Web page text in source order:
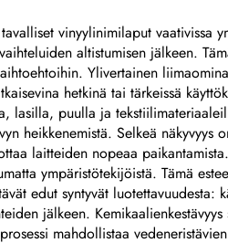
vinyylinimilaput vaativissa
altistumisen jälkeen.
Ylivertainen
hetkinä tai tärkeissä
puulla ja
heikkenemistä. Selkeä näkyvyys
laitteiden nopeaa
ympäristötekijöistä. Tämä
edut syntyvät luotettavuudesta:
jälkeen.
mahdollistaa